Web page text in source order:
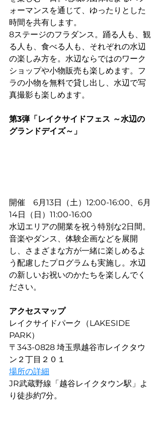
ォーマンスを通じて、ゆったりとした
時間を共有します。
8ステージのフラダンス。踊る人も、観
る人も、食べる人も、それぞれの水辺
の楽しみ方を。水辺ならではのワーク
ショップや小物販売も楽しめます。フ
ラの小物を無料で貸し出し、水辺で写
真撮影も楽しめます。
第3弾「レイクサイドフェス ～水辺の
グランドデイズ～」
開催　6月13日（土）12:00-16:00、 6月
14日（日）11:00-16:00
水辺エリアの開業を祝う特別な2日間。
音楽やダンス、体験企画などを展開
し、さまざまな方が一緒に楽しめるよ
う配慮したプログラムも実施し。水辺
の新しいお祝いのかたちを楽しんでく
ださい。
アクセスマップ
レイクサイドパーク（LAKESIDE
PARK）
〒343-0828 埼玉県越谷市レイクタウ
ン２丁目２０１
場所の詳細
JR武蔵野線「越谷レイクタウン駅」よ
り徒歩約7分。